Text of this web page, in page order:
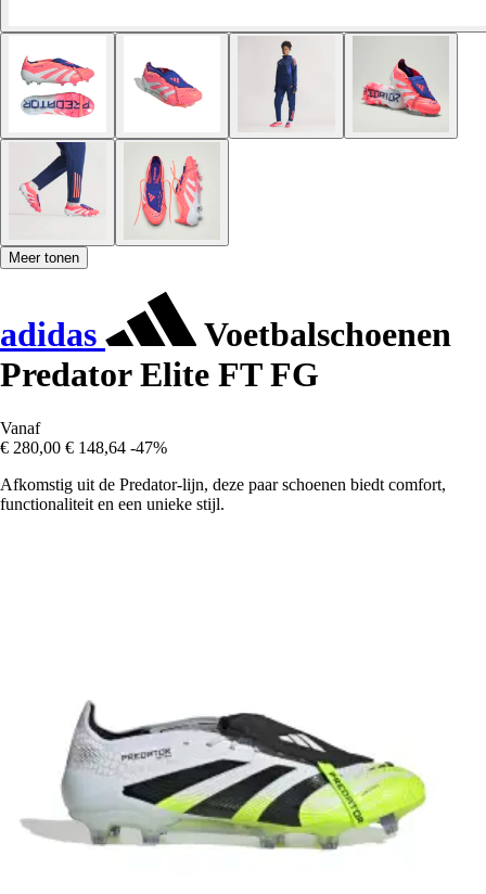
Meer tonen
adidas
Voetbalschoenen
Predator Elite FT FG
Vanaf
€ 280,00 € 148,64 -47%
Afkomstig uit de Predator-lijn, deze paar schoenen biedt comfort,
functionaliteit en een unieke stijl.